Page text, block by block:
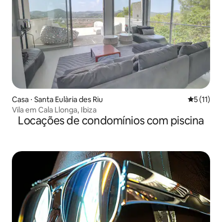
Casa ⋅ Santa Eulària des Riu 5 de uma
5 (11)
Vila em Cala Llonga, Ibiza
Locações de condomínios com piscina